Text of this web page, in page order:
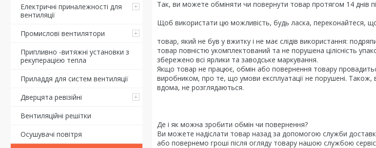
Електричні приналежності для
вентиляції
Промислові вентилятори
Припливно -витяжні установки з
рекуперацією тепла
Приладдя для систем вентиляції
Дверцята ревізійні
Вентиляційні решітки
Осушувачі повітря
Так, ви можете обміняти чи повернути товар протягом 14 днів
Щоб використати цю можливість, будь ласка, переконайтеся,
товар, який не був у вжитку і не має слідів використання:
товар повністю укомплектований та не порушена цілісність
збережено всі ярлики та заводське маркування.
Якщо товар не працює, обмін або повернення товару
виробником, про те, що умови експлуатації не порушені. Також,
вдома, не розглядаються.
Де і як можна зробити обмін чи повернення?
Ви можете надіслати товар назад за допомогою служби
або повернемо гроші після огляду товару нашою службою